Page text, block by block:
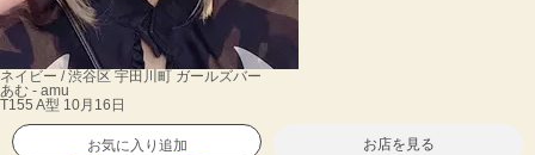
ネイビー / 渋谷区 宇田川町 ガールズバー
あむ - amu
T155 A型 10月16日
お気に入り追加 お店を見る